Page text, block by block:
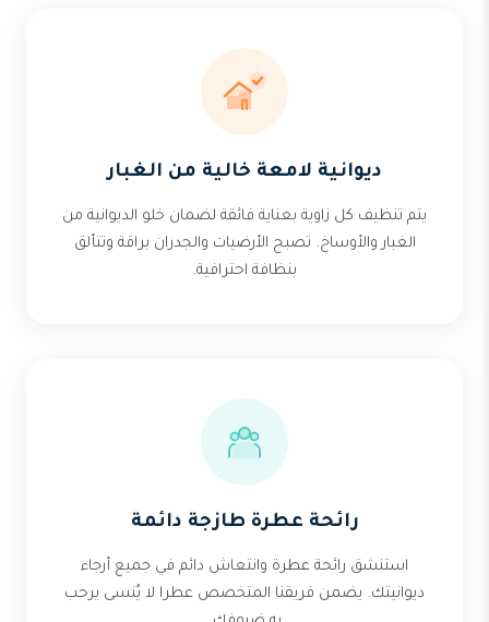
ديوانية لامعة خالية من الغبار
يتم تنظيف كل زاوية بعناية فائقة لضمان خلو الديوانية من
الغبار والأوساخ. تصبح الأرضيات والجدران براقة وتتألق
بنظافة احترافية.
رائحة عطرة طازجة دائمة
استنشق رائحة عطرة وانتعاش دائم في جميع أرجاء
ديوانيتك. يضمن فريقنا المتخصص عطرا لا يُنسى يرحب